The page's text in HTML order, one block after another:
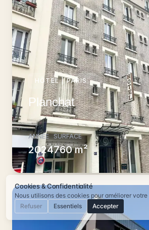
HÔTEL | PARIS
Planchat
ANNÉE
2024
SURFACE
760 m²
Cookies & Confidentialité
Nous utilisons des cookies pour améliorer
Refuser
Essentiels Accepter